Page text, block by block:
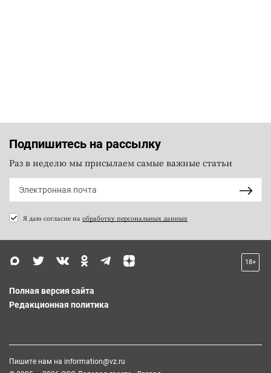
Подпишитесь на рассылку
Раз в неделю мы присылаем самые важные статьи
Я даю согласие на обработку персональных данных
18+
Полная версия сайта
Редакционная политика
Пишите нам на information@vz.ru